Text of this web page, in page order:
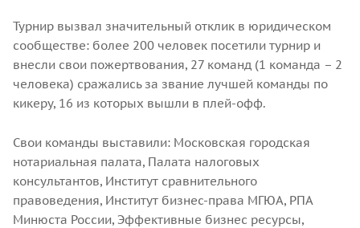
Турнир вызвал значительный отклик в юридическом
сообществе: более 200 человек посетили турнир и
внесли свои пожертвования, 27 команд (1 команда – 2
человека) сражались за звание лучшей команды по
кикеру, 16 из которых вышли в плей-офф.
Свои команды выставили: Московская городская
нотариальная палата, Палата налоговых
консультантов, Институт сравнительного
правоведения, Институт бизнес-права МГЮА, РПА
Минюста России, Эффективные бизнес ресурсы,